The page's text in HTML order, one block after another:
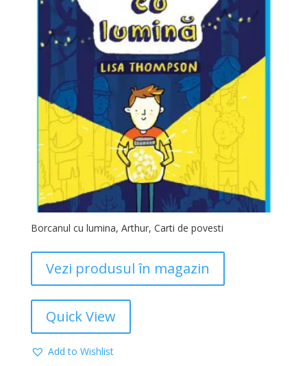
Borcanul cu lumina, Arthur, Carti de povesti
Vezi produsul în magazin
Quick View
Add to Wishlist